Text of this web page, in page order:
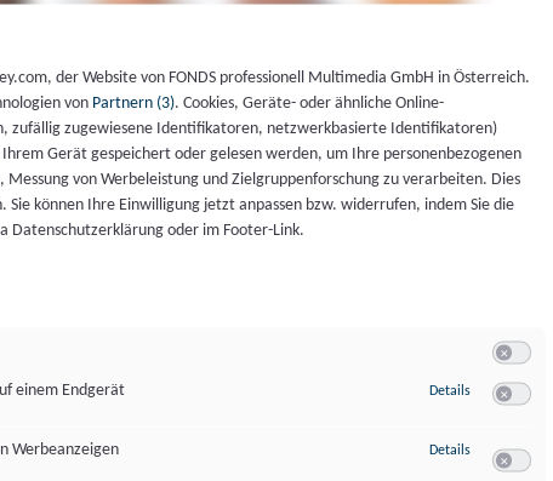
der Website von FONDS professionell Multimedia GmbH in Österreich.
von Partnern (3). Cookies, Geräte- oder ähnliche Online-
zufällig zugewiesene Identifikatoren, netzwerkbasierte Identifikatoren)
Gerät gespeichert oder gelesen werden, um Ihre personenbezogenen
von Werbeleistung und Zielgruppenforschung zu verarbeiten. Dies
können Ihre Einwilligung jetzt anpassen bzw. widerrufen, indem Sie die
Datenschutzerklärung oder im Footer-Link.
einem Endgerät
Details zu
Werbeanzeigen
Details zu